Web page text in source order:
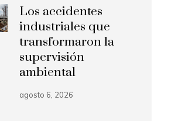
Los accidentes
industriales que
transformaron la
supervisión
ambiental
agosto 6, 2026